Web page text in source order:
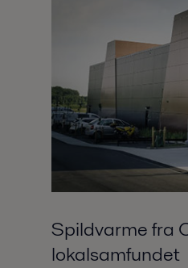
Spildvarme fra
lokalsamfundet